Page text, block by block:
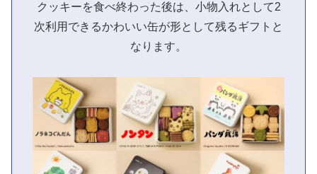
クッキーを食べ終わった後は、小物入れとして2
次利用できるかわいい缶が形として残るギフトと
なります。